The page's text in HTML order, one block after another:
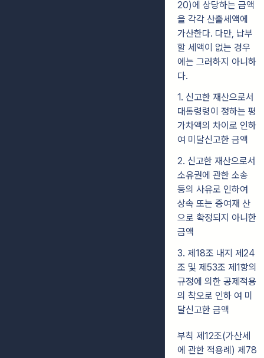
20)에 상당하는 금액
을 각각 산출세액에
가산한다. 다만, 납부
할 세액이 없는 경우
에는 그러하지 아니하
다.
1. 신고한 재산으로서
대통령령이 정하는 평
가차액의 차이로 인하
여 미달신고한 금액
2. 신고한 재산으로서
소유권에 관한 소송
등의 사유로 인하여
상속 또는 증여재 산
으로 확정되지 아니한
금액
3. 제18조 내지 제24
조 및 제53조 제1항의
규정에 의한 공제적용
의 착오로 인하 여 미
달신고한 금액
부칙 제12조(가산세
에 관한 적용례) 제78